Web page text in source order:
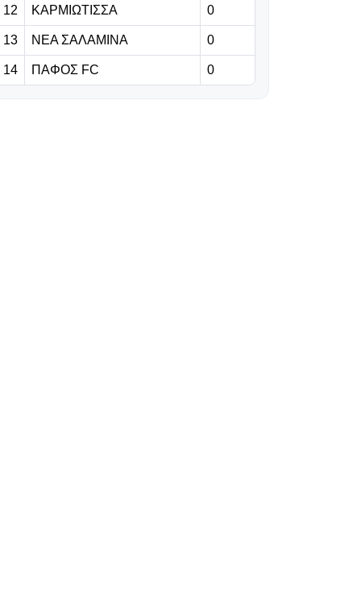
Europa League:
Εξάρα της
Μπενφίκα στη
σκόρερ Παυλίδη
12 ΚΑΡΜΙΩΤΙΣΣΑ 0
13 ΝΕΑ ΣΑΛΑΜΙΝΑ 0
14 ΠΑΦΟΣ FC 0